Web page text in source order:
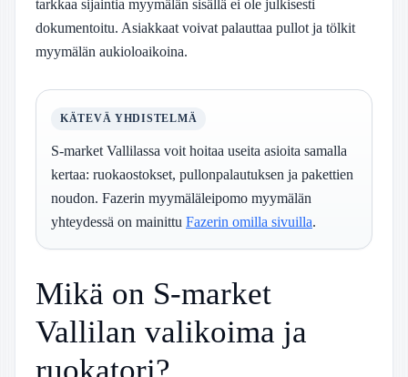
tarkkaa sijaintia myymälän sisällä ei ole julkisesti
dokumentoitu. Asiakkaat voivat palauttaa pullot ja tölkit
myymälän aukioloaikoina.
KÄTEVÄ YHDISTELMÄ
S-market Vallilassa voit hoitaa useita asioita samalla
kertaa: ruokaostokset, pullonpalautuksen ja pakettien
noudon. Fazerin myymäläleipomo myymälän
yhteydessä on mainittu Fazerin omilla sivuilla.
Mikä on S-market
Vallilan valikoima ja